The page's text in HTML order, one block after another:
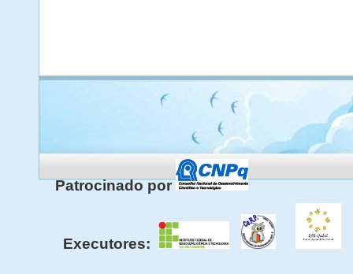
Patrocinado por
Executores: